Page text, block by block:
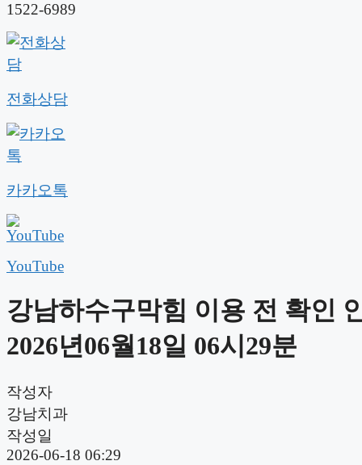
1522-6989
전화상담
카카오톡
YouTube
강남하수구막힘 이용 전 확인
2026년06월18일 06시29분
작성자
강남치과
작성일
2026-06-18 06:29